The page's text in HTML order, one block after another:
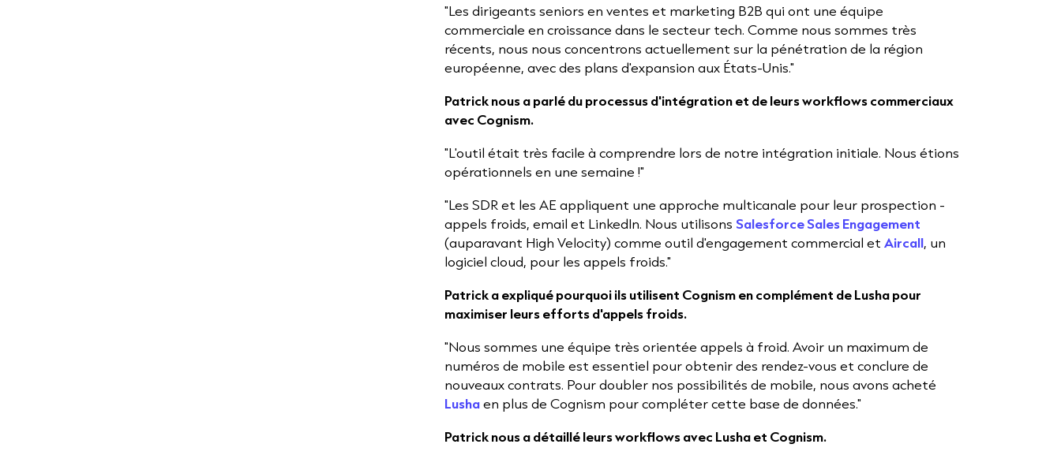
"Les dirigeants seniors en ventes et marketing B2B qui ont une équipe
commerciale en croissance dans le secteur tech. Comme nous sommes très
récents, nous nous concentrons actuellement sur la pénétration de la région
européenne, avec des plans d'expansion aux États-Unis."
Patrick nous a parlé du processus d'intégration et de leurs workflows commerciaux
avec Cognism.
"L'outil était très facile à comprendre lors de notre intégration initiale. Nous étions
opérationnels en une semaine !"
"Les SDR et les AE appliquent une approche multicanale pour leur prospection -
appels froids, email et LinkedIn. Nous utilisons Salesforce Sales Engagement
(auparavant High Velocity) comme outil d'engagement commercial etAircall, un
logiciel cloud, pour les appels froids."
Patrick a expliqué pourquoi ils utilisent Cognism en complément de Lusha pour
maximiser leurs efforts d'appels froids.
"Nous sommes une équipe très orientée appels à froid. Avoir un maximum de
numéros de mobile est essentiel pour obtenir des rendez-vous et conclure de
nouveaux contrats. Pour doubler nos possibilités de mobile, nous avons acheté
Lushaen plus de Cognism pour compléter cette base de données."
Patrick nous a détaillé leurs workflows avec Lusha et Cognism.